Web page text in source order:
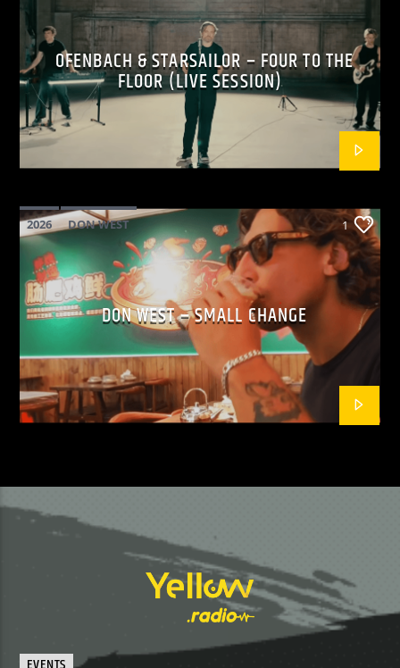
OFENBACH & STARSAILOR – FOUR TO THE
FLOOR (LIVE SESSION)
2026
DON WEST
MAINSQUARE FESTIVAL 2026
POP
1
DON WEST – SMALL CHANGE